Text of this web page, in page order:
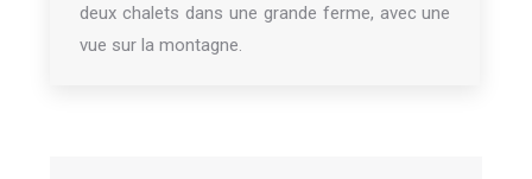
deux chalets dans une grande ferme, avec une
vue sur la montagne.